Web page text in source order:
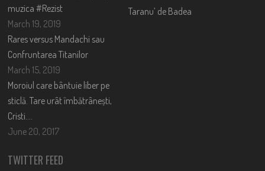
muzica #Rezist
March 19, 2019
Rares versus Mandachi sau
Confruntarea Titanilor
March 15, 2019
Moroiul care bântuie liber pe
sticlă. Tare urât îmbătrânești,
Cristi….
June 20, 2017
Taranu’ de Badea
TWITTER FEED